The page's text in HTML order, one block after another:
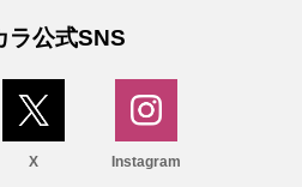
ラ公式SNS
X Instagram